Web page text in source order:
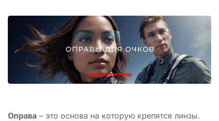
Оправа – это основа на которую крепятся линзы.